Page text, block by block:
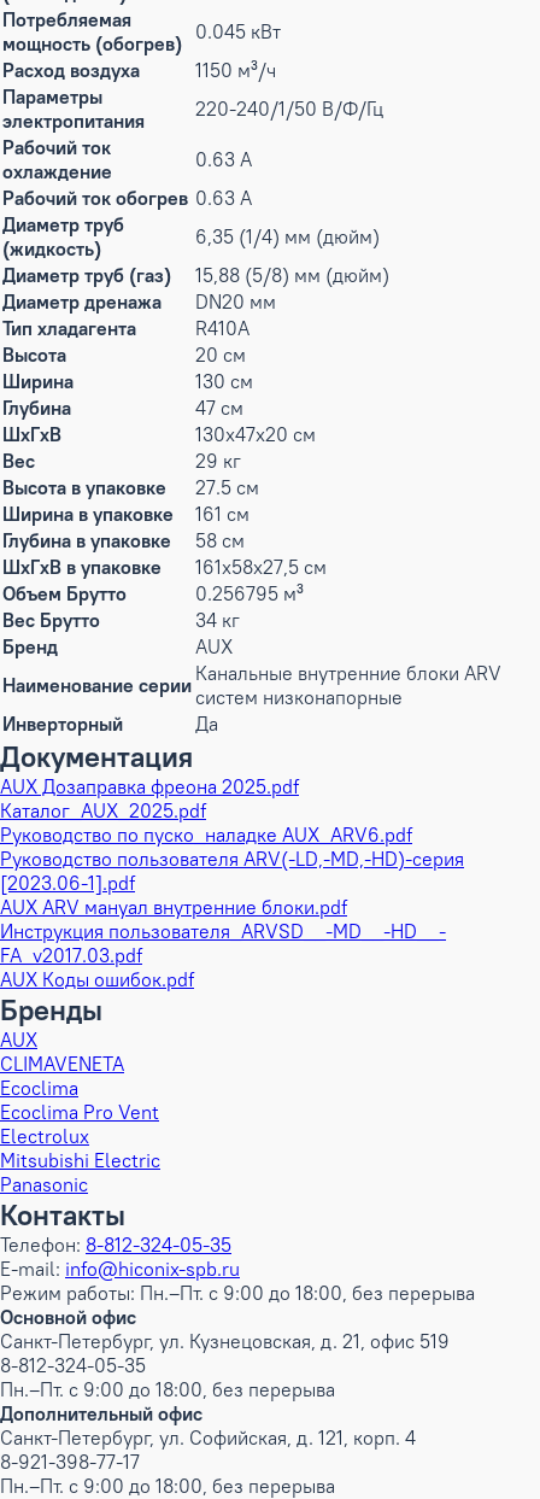
Потребляемая
мощность (обогрев) 0.045 кВт
Расход воздуха
1150 м³/ч
Параметры
электропитания
220-240/1/50 В/Ф/Гц
Рабочий ток
охлаждение
0.63 А
Рабочий ток обогрев 0.63 А
Диаметр труб
(жидкость)
6,35 (1/4) мм (дюйм)
Диаметр труб (газ)
15,88 (5/8) мм (дюйм)
Диаметр дренажа
DN20 мм
Тип хладагента
R410A
Высота
20 см
Ширина
130 см
Глубина
47 см
ШxГxВ
130x47x20 см
Вес
29 кг
Высота в упаковке
27.5 см
Ширина в упаковке
161 см
Глубина в упаковке
58 см
ШxГxВ в упаковке
161x58x27,5 см
Объем Брутто
0.256795 м³
Вес Брутто
34 кг
Бренд
AUX
Наименование серии Канальные внутренние блоки ARV
систем низконапорные
Инверторный
Да
Документация
AUX Дозаправка фреона 2025.pdf
Каталог_AUX_2025.pdf
Руководство по пуско_наладке AUX_ARV6.pdf
Руководство пользователя ARV(-LD,-MD,-HD)-серия
[2023.06-1].pdf
AUX ARV мануал внутренние блоки.pdf
Инструкция пользователя_ARVSD__-MD__-HD__-
FA_v2017.03.pdf
AUX Коды ошибок.pdf
Бренды
AUX
CLIMAVENETA
Ecoclima
Ecoclima Pro Vent
Electrolux
Mitsubishi Electric
Panasonic
Контакты
Телефон: 8-812-324-05-35
E-mail: info@hiconix-spb.ru
Режим работы: Пн.–Пт. с 9:00 до 18:00, без перерыва
Основной офис
Санкт-Петербург, ул. Кузнецовская, д. 21, офис 519
8-812-324-05-35
Пн.–Пт. с 9:00 до 18:00, без перерыва
Дополнительный офис
Санкт-Петербург, ул. Софийская, д. 121, корп. 4
8-921-398-77-17
Пн.–Пт. с 9:00 до 18:00, без перерыва